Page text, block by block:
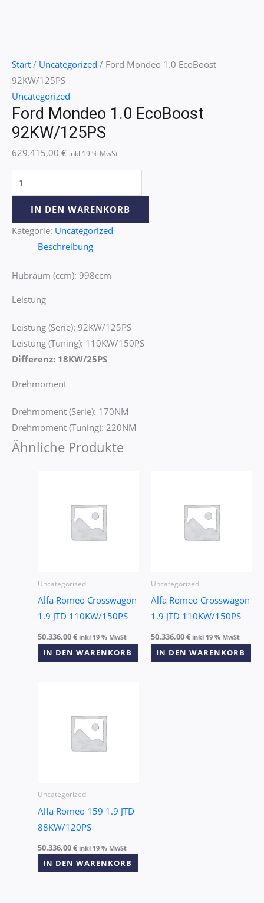
Start / Uncategorized / Ford Mondeo 1.0 EcoBoost
92KW/125PS
Uncategorized
Ford Mondeo 1.0 EcoBoost
92KW/125PS
629.415,00 € inkl 19 % MwSt
IN DEN WARENKORB
Kategorie: Uncategorized
Beschreibung
Hubraum (ccm): 998ccm
Leistung
Leistung (Serie): 92KW/125PS
Leistung (Tuning): 110KW/150PS
Differenz: 18KW/25PS
Drehmoment
Drehmoment (Serie): 170NM
Drehmoment (Tuning): 220NM
Ähnliche Produkte
Uncategorized
Alfa Romeo Crosswagon
1.9 JTD 110KW/150PS
50.336,00€ inkl 19 % MwSt
IN DEN WARENKORB
Uncategorized
Alfa Romeo Crosswagon
1.9 JTD 110KW/150PS
50.336,00€ inkl 19 % MwSt
IN DEN WARENKORB
Uncategorized
Alfa Romeo 159 1.9 JTD
88KW/120PS
50.336,00€ inkl 19 % MwSt
IN DEN WARENKORB